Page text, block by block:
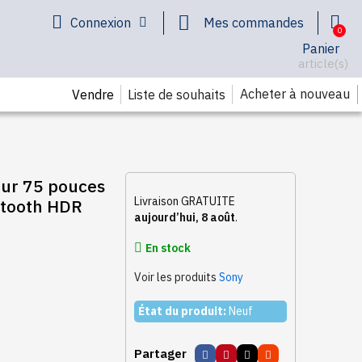
Connexion
Mes commandes
Panier
article(s)
Vendre Liste de souhaits Acheter à nouveau
75 pouces
HDR
Livraison GRATUITE
aujourd’hui, 8 août.
En stock
Voir les produits Sony
État du produit: Neuf
Partager